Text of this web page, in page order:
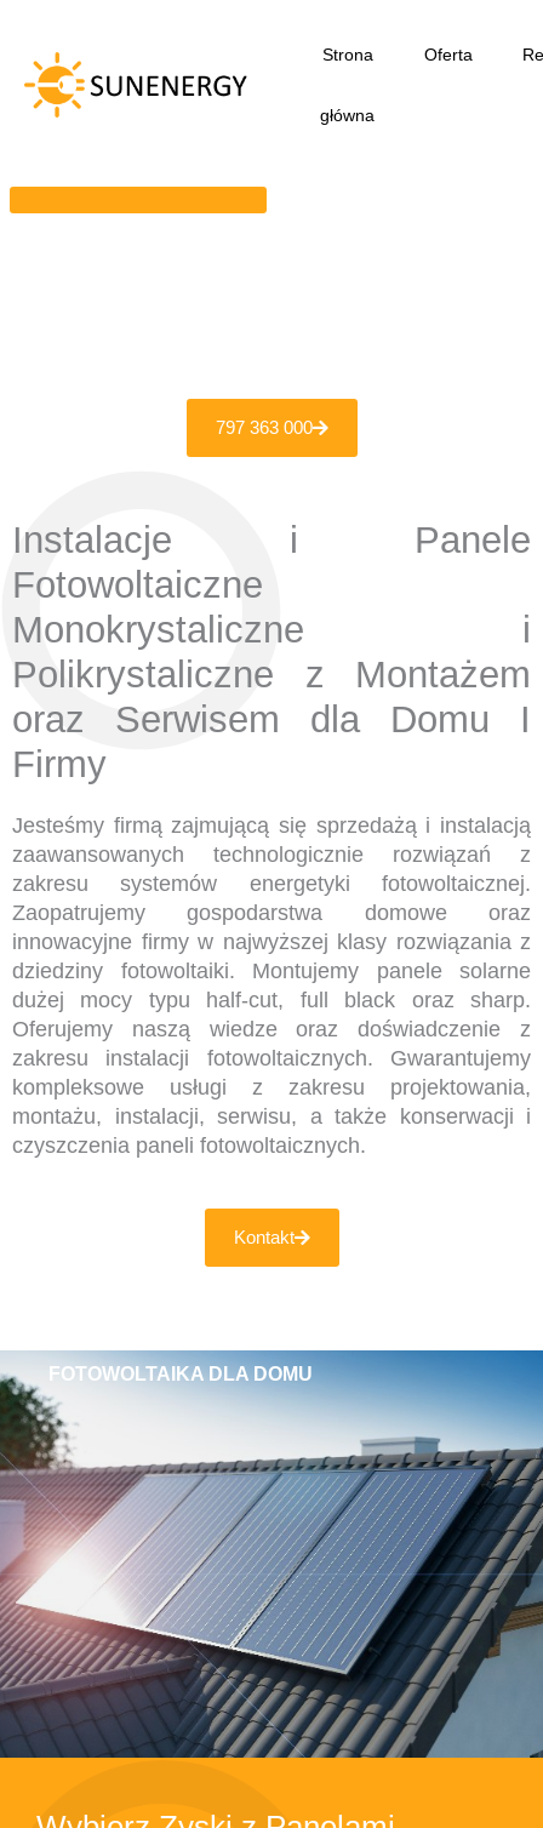
treści
Strona
główna
Oferta
797 363 000
Instalacje i Panele
Fotowoltaiczne
Monokrystaliczne i
Polikrystaliczne z Montażem
oraz Serwisem dla Domu I
Firmy
Jesteśmy firmą zajmującą się sprzedażą i instalacją
zaawansowanych technologicznie rozwiązań z
zakresu systemów energetyki fotowoltaicznej.
Zaopatrujemy gospodarstwa domowe oraz
innowacyjne firmy w najwyższej klasy rozwiązania z
dziedziny fotowoltaiki. Montujemy panele solarne
dużej mocy typu half-cut, full black oraz sharp.
Oferujemy naszą wiedze oraz doświadczenie z
zakresu instalacji fotowoltaicznych. Gwarantujemy
kompleksowe usługi z zakresu projektowania,
montażu, instalacji, serwisu, a także konserwacji i
czyszczenia paneli fotowoltaicznych.
Kontakt
FOTOWOLTAIKA DLA DOMU